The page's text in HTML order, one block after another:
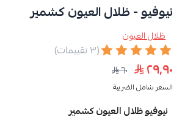
نيوفيو - ظلال العيون كشمير
ظلال العيون
(٣ تقييمات)
٢٩٫٩٠ ٦٠
السعر شامل الضريبة
نيوفيو ظلال العيون كشمير